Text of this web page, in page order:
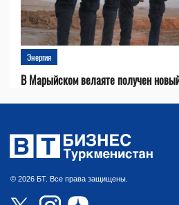
Энергия
В Марыйском велаяте получен
© 2026 БТ. Все права защищены.